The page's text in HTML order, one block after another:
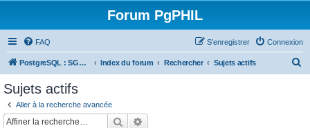
Forum PgPHIL
FAQ Connexion
S’enregistrer
PostgreSQL : SGBD libre, puissant et complet Index du forum Rechercher Sujets actifs
Sujets actifs
Aller à la recherche avancée
Rechercher